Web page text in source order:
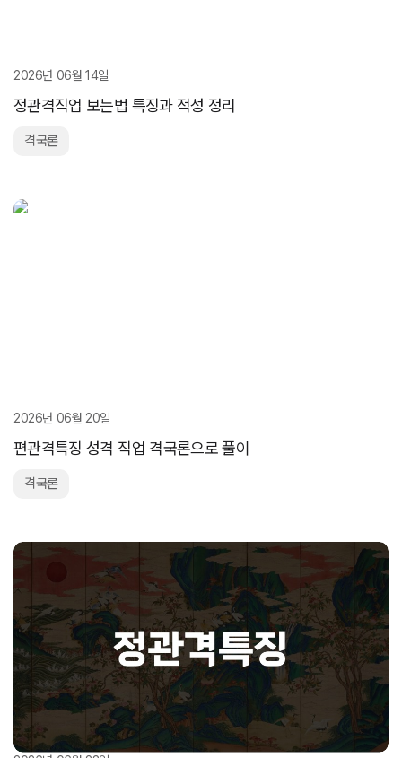
2026년 06월 14일
정관격직업 보는법 특징과 적성 정리
격국론
2026년 06월 20일
편관격특징 성격 직업 격국론으로 풀이
격국론